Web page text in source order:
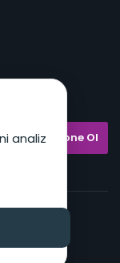
analiz